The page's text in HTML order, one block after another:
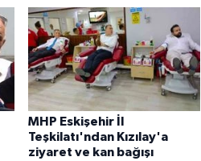
MHP Eskişehir İl
Teşkilatı'ndan Kızılay'a
ziyaret ve kan bağışı